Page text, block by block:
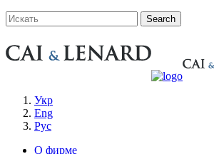
Укр
Eng
Рус
О фирме